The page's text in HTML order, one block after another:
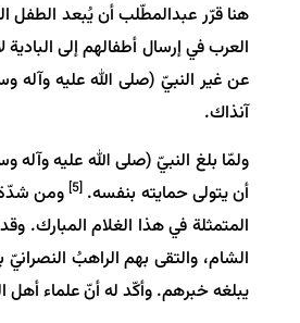
هنا قرّر عبدالمطّلب أن يُبعد الطفل
العرب في إرسال أطفالهم إلى
عن غير النبيّ (صلى الله عليه وآله
آنذاك.
ولمّا بلغ النبيّ (صلى الله عليه
أن يتولى حمايته بنفسه. [5] ومن شدّة
المتمثلة في هذا الغلام المبارك.
الشام، والتقى بهم الراهبُ
يبلغه خبرهم. وأكّد له أنّ علماء